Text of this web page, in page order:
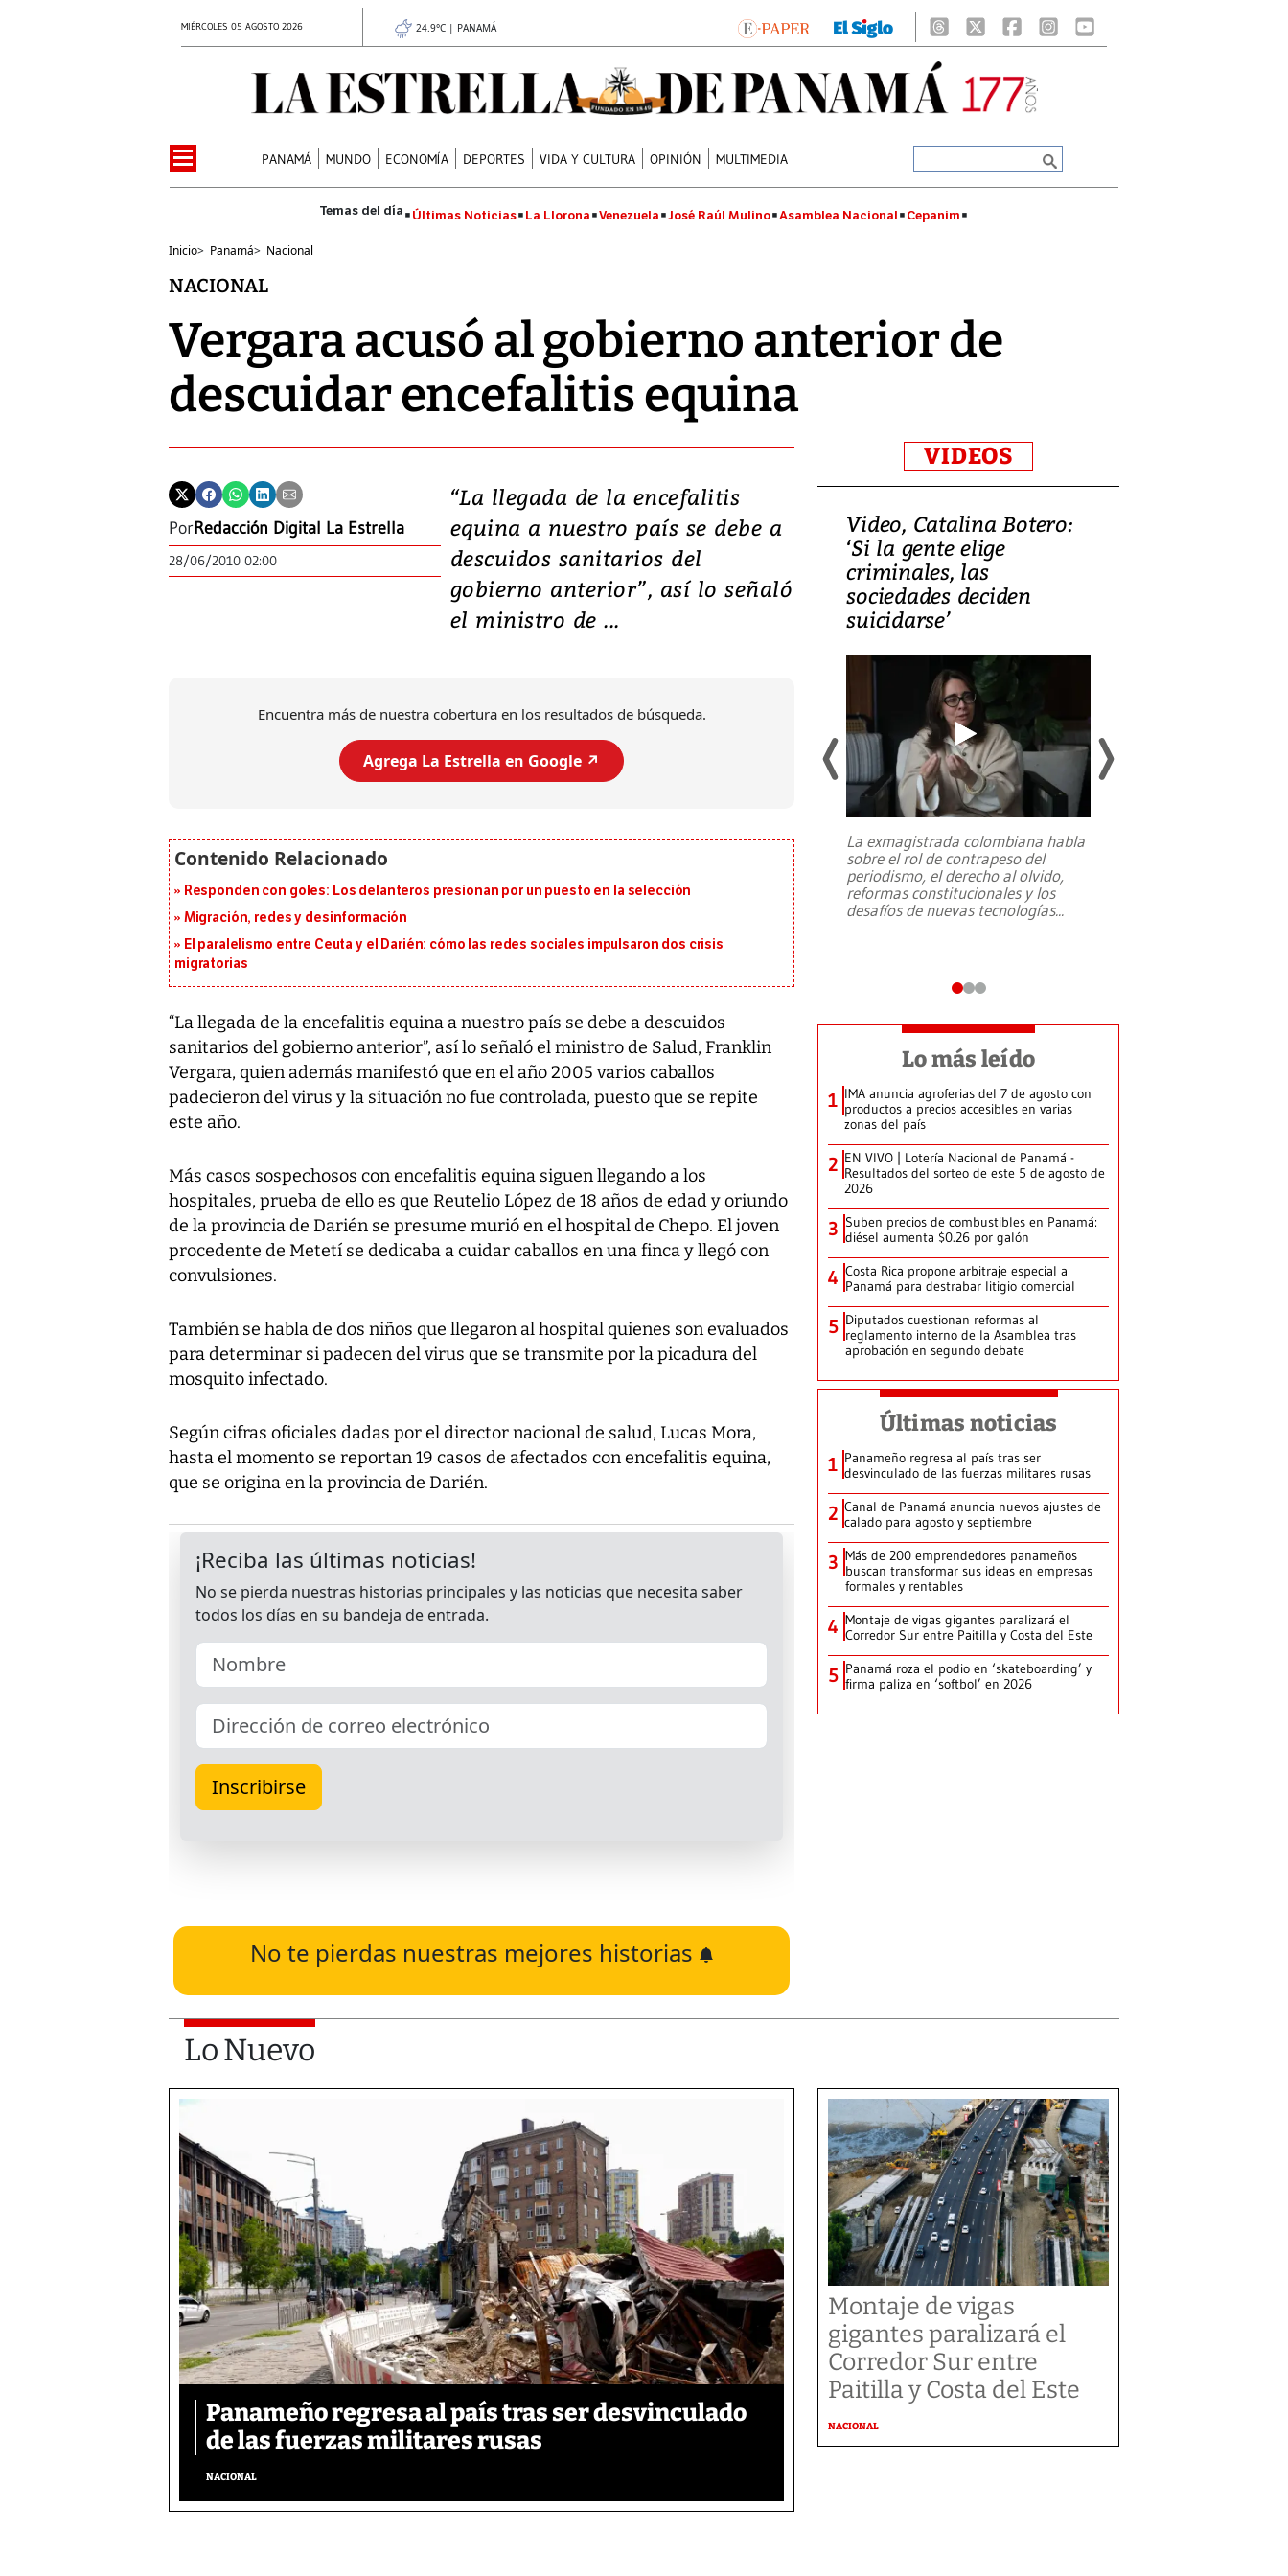
MIÉRCOLES 05 AGOSTO 2026 24.9°C | PANAMÁ
PANAMÁ MUNDO ECONOMÍA DEPORTES VIDA Y CULTURA OPINIÓN MULTIMEDIA
Últimas Noticias La Llorona Venezuela José Raúl Mulino Asamblea Nacional Cepanim
Inicio> Panamá> Nacional
NACIONAL
Vergara acusó al gobierno anterior de
descuidar encefalitis equina
PorRedacción Digital La Estrella
28/06/2010 02:00
“La llegada de la encefalitis
equina a nuestro país se debe a
descuidos sanitarios del
gobierno anterior”, así lo señaló
el ministro de ...
Encuentra más de nuestra cobertura en los resultados de búsqueda.
Agrega La Estrella en Google ↗️
Responden con goles: Los delanteros presionan por un puesto en la selección
Migración, redes y desinformación
El paralelismo entre Ceuta y el Darién: cómo las redes sociales impulsaron dos crisis
migratorias
“La llegada de la encefalitis equina a nuestro país se debe a descuidos
sanitarios del gobierno anterior”, así lo señaló el ministro de Salud, Franklin
Vergara, quien además manifestó que en el año 2005 varios caballos
padecieron del virus y la situación no fue controlada, puesto que se repite
este año.
Más casos sospechosos con encefalitis equina siguen llegando a los
hospitales, prueba de ello es que Reutelio López de 18 años de edad y oriundo
de la provincia de Darién se presume murió en el hospital de Chepo. El joven
procedente de Metetí se dedicaba a cuidar caballos en una finca y llegó con
convulsiones.
También se habla de dos niños que llegaron al hospital quienes son evaluados
para determinar si padecen del virus que se transmite por la picadura del
mosquito infectado.
Según cifras oficiales dadas por el director nacional de salud, Lucas Mora,
hasta el momento se reportan 19 casos de afectados con encefalitis equina,
que se origina en la provincia de Darién.
No te pierdas nuestras mejores historias
VIDEOS
Video, Japón: Terremoto
deja heridos y graves
daños en Kumamoto
al sur de Japón, provocando una
Video, Catalina Botero:
‘Si la gente elige
criminales, las
sociedades deciden
suicidarse’
La exmagistrada colombiana habla
sobre el rol de contrapeso del
periodismo, el derecho al olvido,
reformas constitucionales y los
desafíos de nuevas tecnologías...
Lo más leído
1 IMA anuncia agroferias del 7 de agosto con
productos a precios accesibles en varias
zonas del país
2 EN VIVO | Lotería Nacional de Panamá -
Resultados del sorteo de este 5 de agosto de
2026
3 Suben precios de combustibles en Panamá:
diésel aumenta $0.26 por galón
4 Costa Rica propone arbitraje especial a
Panamá para destrabar litigio comercial
5 Diputados cuestionan reformas al
reglamento interno de la Asamblea tras
aprobación en segundo debate
Últimas noticias
1 Panameño regresa al país tras ser
desvinculado de las fuerzas militares rusas
2 Canal de Panamá anuncia nuevos ajustes de
calado para agosto y septiembre
3 Más de 200 emprendedores panameños
buscan transformar sus ideas en empresas
formales y rentables
4 Montaje de vigas gigantes paralizará el
Corredor Sur entre Paitilla y Costa del Este
5 Panamá roza el podio en ‘skateboarding’ y
firma paliza en ‘softbol’ en 2026
Lo Nuevo
Panameño regresa al país tras ser desvinculado
de las fuerzas militares rusas
NACIONAL
Montaje de vigas
gigantes paralizará el
Corredor Sur entre
Paitilla y Costa del Este
NACIONAL